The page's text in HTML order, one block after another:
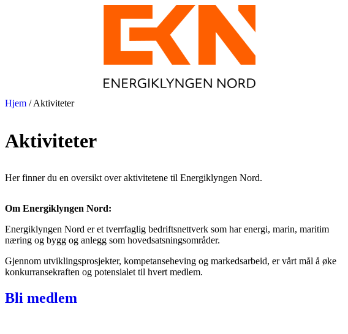
Hjem /Aktiviteter
Aktiviteter
Her finner du en oversikt over aktivitetene til Energiklyngen Nord.
Om Energiklyngen Nord:
Energiklyngen Nord er et tverrfaglig bedriftsnettverk som har energi, marin, maritim
næring og bygg og anlegg som hovedsatsningsområder.
Gjennom utviklingsprosjekter, kompetanseheving og markedsarbeid, er vårt mål å øke
konkurransekraften og potensialet til hvert medlem.
Bli medlem